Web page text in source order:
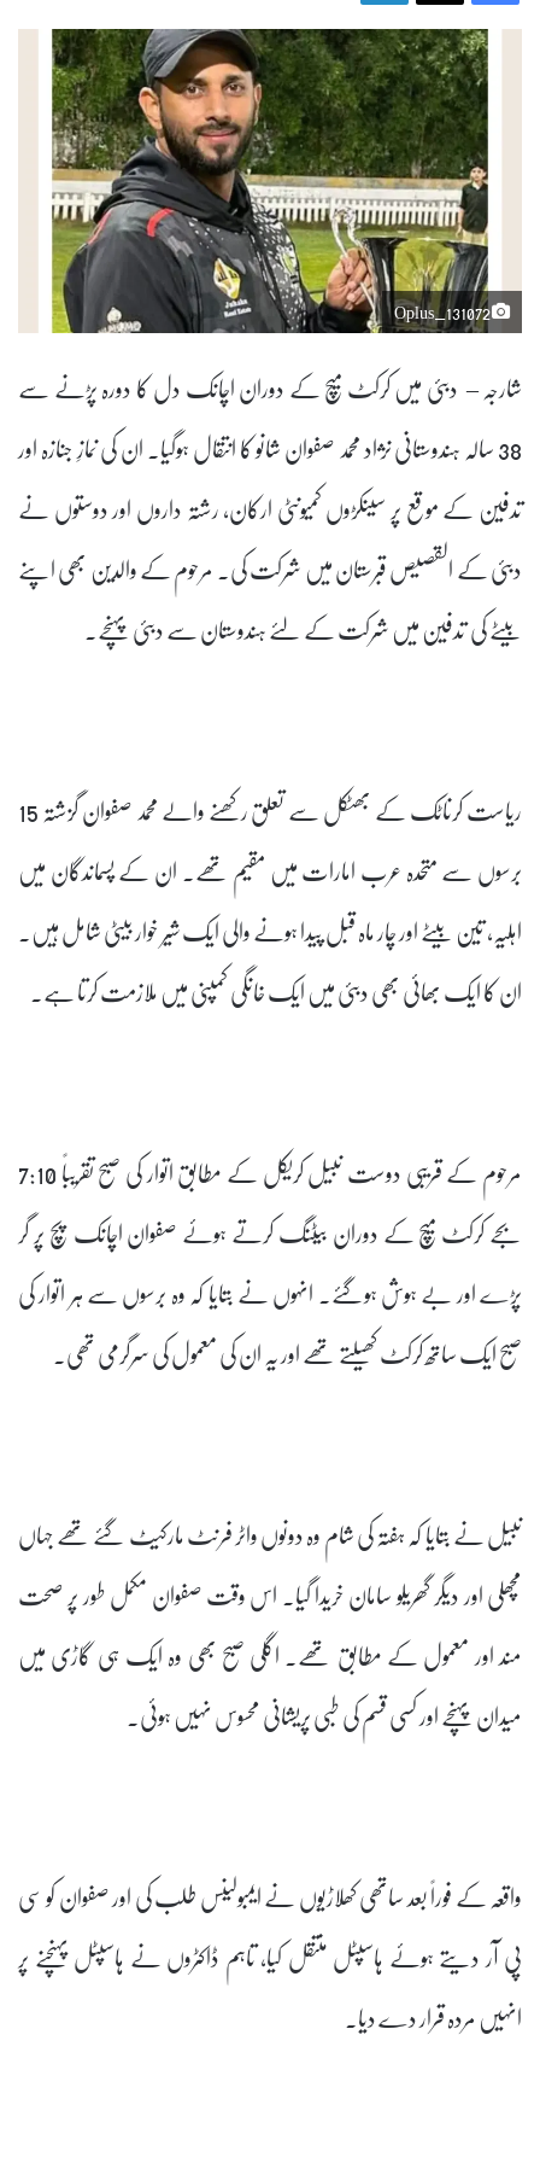
شارجہ – دبئی میں کرکٹ میچ کے دوران اچانک دل کا دورہ پڑنے سے
38 سالہ ہندوستانی نژاد محمد صفوان شانو کا انتقال ہوگیا۔ ان کی نمازِ جنازہ اور
تدفین کے موقع پر سینکڑوں کمیونٹی ارکان، رشتہ داروں اور دوستوں نے
دبئی کے القصیص قبرستان میں شرکت کی۔ مرحوم کے والدین بھی اپنے
بیٹے کی تدفین میں شرکت کے لئے ہندوستان سے دبئی پہنچے۔
ریاست کرناٹک کے بھٹکل سے تعلق رکھنے والے محمد صفوان گزشتہ 15
برسوں سے متحدہ عرب امارات میں مقیم تھے۔ ان کے پسماندگان میں
اہلیہ، تین بیٹے اور چار ماہ قبل پیدا ہونے والی ایک شیر خوار بیٹی شامل ہیں۔
ان کا ایک بھائی بھی دبئی میں ایک خانگی کمپنی میں ملازمت کرتا ہے۔
مرحوم کے قریبی دوست نبیل کریکل کے مطابق اتوار کی صبح تقریباً 7:10
بجے کرکٹ میچ کے دوران بیٹنگ کرتے ہوئے صفوان اچانک پچ پر گر
پڑے اور بے ہوش ہوگئے۔ انہوں نے بتایا کہ وہ برسوں سے ہر اتوار کی
صبح ایک ساتھ کرکٹ کھیلتے تھے اور یہ ان کی معمول کی سرگرمی تھی۔
نبیل نے بتایا کہ ہفتہ کی شام وہ دونوں واٹر فرنٹ مارکیٹ گئے تھے جہاں
مچھلی اور دیگر گھریلو سامان خریدا گیا۔ اس وقت صفوان مکمل طور پر صحت
مند اور معمول کے مطابق تھے۔ اگلی صبح بھی وہ ایک ہی گاڑی میں
میدان پہنچے اور کسی قسم کی طبی پریشانی محسوس نہیں ہوئی۔
واقعہ کے فوراً بعد ساتھی کھلاڑیوں نے ایمبولینس طلب کی اور صفوان کو سی
پی آر دیتے ہوئے ہاسپٹل منتقل کیا، تاہم ڈاکٹروں نے ہاسپٹل پہنچنے پر
انہیں مردہ قرار دے دیا۔